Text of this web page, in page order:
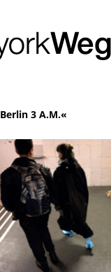
3 A.M.«